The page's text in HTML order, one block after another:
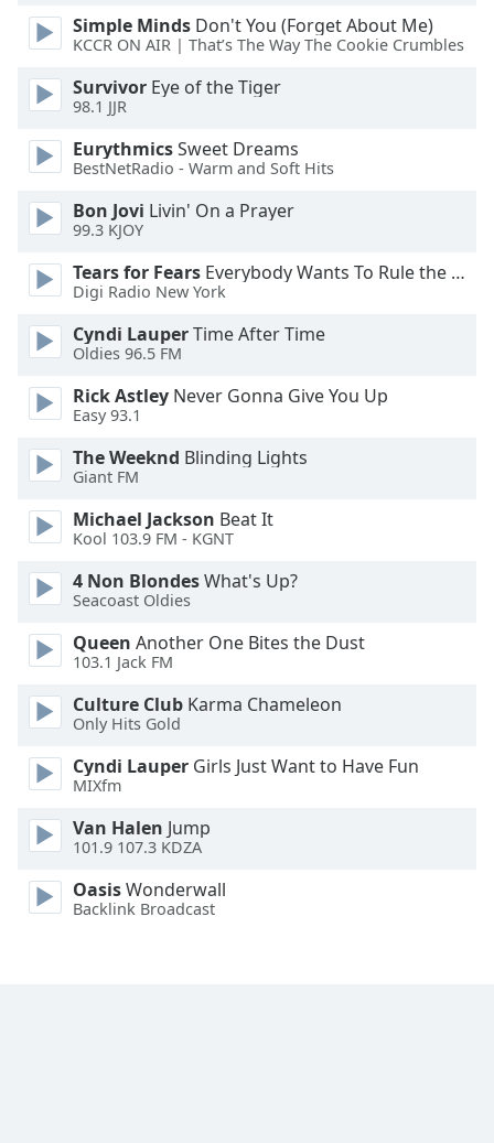
Beginning
dialog
window.
Escape
and
close
window.
Text
Color
Opacity
Text
Background
Color
Opacity
Caption
Background
Color
Opacity
Size
Simple Minds Don't You (Forget About Me)
KCCR ON AIR | That’s The Way The Cookie Crumbles
Survivor Eye of the Tiger
98.1 JJR
EurythmicsSweet Dreams
BestNetRadio - Warm and Soft Hits
Bon Jovi Livin' On a Prayer
99.3 KJOY
Tears for Fears Everybody Wants To Rule the World
Digi Radio New York
Cyndi LauperTime After Time
Oldies 96.5 FM
Rick Astley Never Gonna Give You Up
Easy 93.1
The Weeknd Blinding Lights
Giant FM
Michael Jackson Beat It
Kool 103.9 FM - KGNT
4 Non BlondesWhat's Up?
Seacoast Oldies
Queen Another One Bites the Dust
103.1 Jack FM
Culture Club Karma Chameleon
Only Hits Gold
Cyndi Lauper Girls Just Want to Have Fun
MIXfm
Van Halen Jump
101.9 107.3 KDZA
OasisWonderwall
Backlink Broadcast